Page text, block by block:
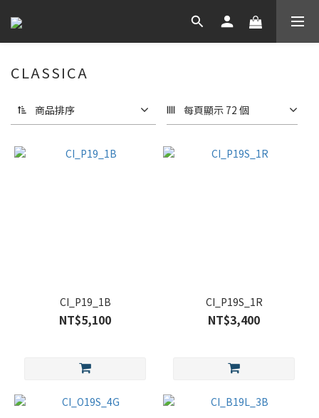
CLASSICA
商品排序 每頁顯示 72 個
CI_P19_1B
NT$5,100
CI_P19S_1R
NT$3,400